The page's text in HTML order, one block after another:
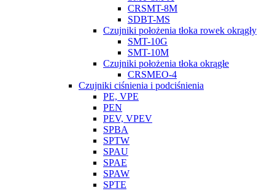
CRSMT-8M
SDBT-MS
Czujniki położenia tłoka rowek okrągły
SMT-10G
SMT-10M
Czujniki położenia tłoka okrągłe
CRSMEO-4
Czujniki ciśnienia i podciśnienia
PE, VPE
PEN
PEV, VPEV
SPBA
SPTW
SPAU
SPAE
SPAW
SPTE